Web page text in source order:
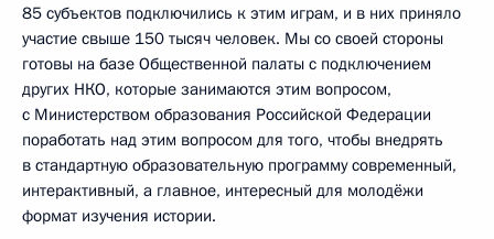
85 субъектов подключились к этим играм, и в них приняло
участие свыше 150 тысяч человек. Мы со своей стороны
готовы на базе Общественной палаты с подключением
других НКО, которые занимаются этим вопросом,
с Министерством образования Российской Федерации
поработать над этим вопросом для того, чтобы внедрять
в стандартную образовательную программу современный,
интерактивный, а главное, интересный для молодёжи
формат изучения истории.